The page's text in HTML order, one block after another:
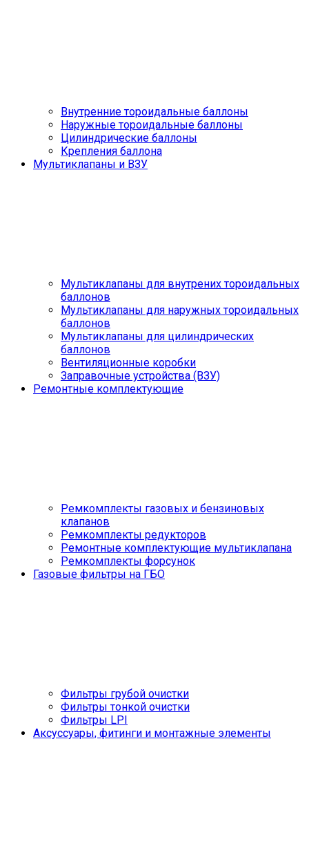
Внутренние тороидальные баллоны
Наружные тороидальные баллоны
Цилиндрические баллоны
Крепления баллона
Мультиклапаны и ВЗУ
Мультиклапаны для внутрених тороидальных
баллонов
Мультиклапаны для наружных тороидальных
баллонов
Мультиклапаны для цилиндрических
баллонов
Вентиляционные коробки
Заправочные устройства (ВЗУ)
Ремонтные комплектующие
Ремкомплекты газовых и бензиновых
клапанов
Ремкомплекты редукторов
Ремонтные комплектующие мультиклапана
Ремкомплекты форсунок
Газовые фильтры на ГБО
Фильтры грубой очистки
Фильтры тонкой очистки
Фильтры LPI
Аксуссуары, фитинги и монтажные элементы